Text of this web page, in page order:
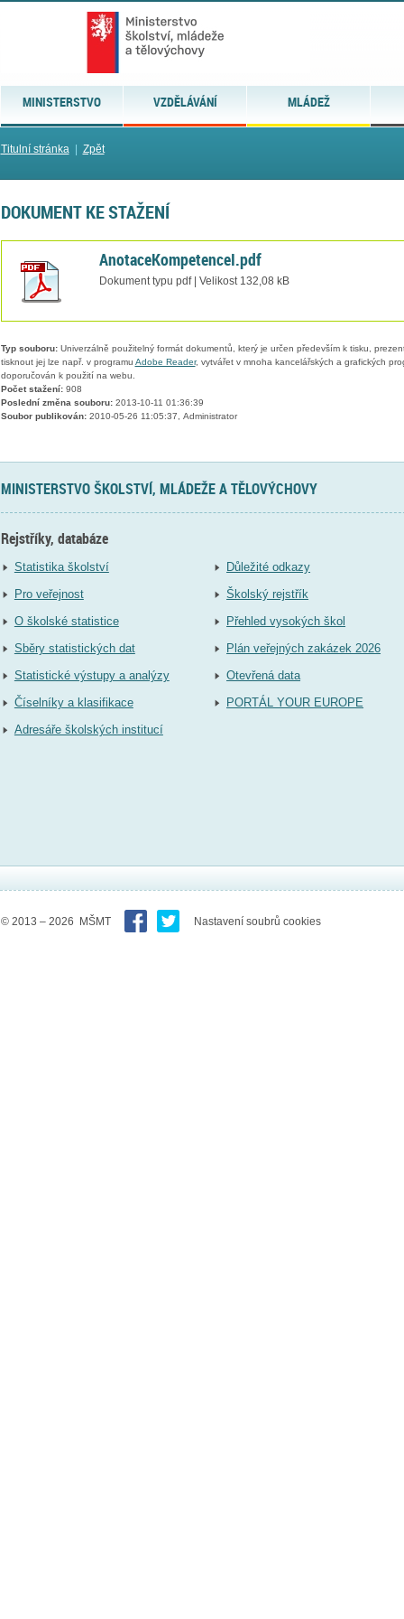
MINISTERSTVO VZDĚLÁVÁNÍ MLÁDEŽ
Titulní stránka| Zpět
DOKUMENT KE STAŽENÍ
AnotaceKompetenceI.pdf
Dokument typu pdf | Velikost 132,08 kB
Typ souboru:Univerzálně použitelný formát dokumentů, který je určen především k tisku,
tisknout jej lze např. v programu Adobe Reader, vytvářet v mnoha kancelářských a grafických
doporučován k použití na webu.
Počet stažení:908
Poslední změna souboru:2013-10-11 01:36:39
Soubor publikován:2010-05-26 11:05:37, Administrator
MINISTERSTVO ŠKOLSTVÍ, MLÁDEŽE A TĚLOVÝCHOVY
Rejstříky, databáze
Statistika školství
Pro veřejnost
O školské statistice
Sběry statistických dat
Statistické výstupy a analýzy
Číselníky a klasifikace
Adresáře školských institucí
Důležité odkazy
Školský rejstřík
Přehled vysokých škol
Plán veřejných zakázek 2026
Otevřená data
PORTÁL YOUR EUROPE
© 2013 – 2026 MŠMT Nastavení soubrů cookies